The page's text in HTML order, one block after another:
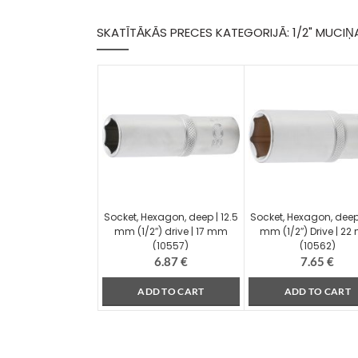
SKATĪTĀKĀS PRECES KATEGORIJĀ: 1/2"
Socket, Hexagon, deep | 12.5
mm (1/2″) drive | 17 mm
(10557)
6.87€
ADD TO CART
Socket, Hexagon,
mm (1/2″) Drive | 22
(10562)
7.65€
ADD TO CART